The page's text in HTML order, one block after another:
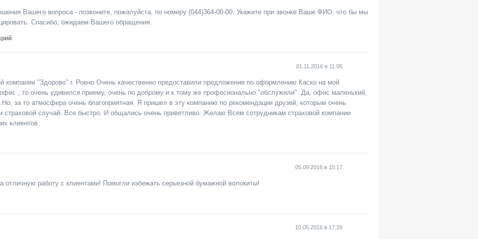
Вашего вопроса - позвоните, пожалуйста, по номеру (044)364-00-00. Укажите при звонке Ваше ФИО, что бы мы
Спасибо, ожидаем Вашего обращения.
01.11.2016 в 11:05
компании "Здорово" г. Ровно Очень качественно предоставили предложение по оформлению Каско на мой
, то очень удивился приему, очень по доброму и к тому же професионально "обслужили". Да, офис маленький,
за то атмосфера очень благоприятная. Я пришел в эту компанию по рекомендации друзей, которым очень
страховой случай. Все быстро. И общались очень приветливо. Желаю Всем сотрудникам страховой компании
клиентов.
05.09.2016 в 15:17
работу с клиентами! Помогли избежать серьезной бумажной волокиты!
10.05.2016 в 17:26